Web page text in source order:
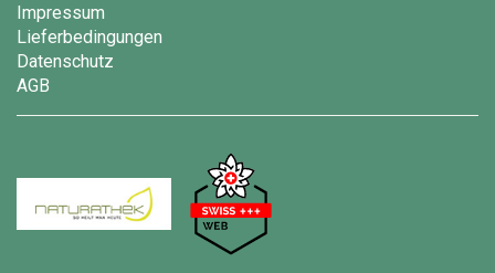
Impressum
Lieferbedingungen
Datenschutz
AGB